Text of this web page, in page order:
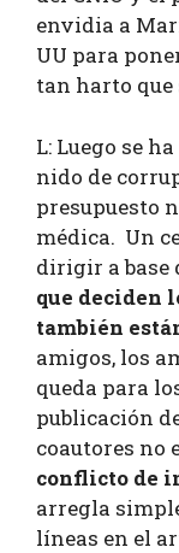
envidia a
UU para
tan harto que
L: Luego se
nido de
presupuesto
médica. Un
dirigir a base
que deciden
también
amigos, los
queda para
publicación
coautores no
conflicto de
arregla
líneas en el